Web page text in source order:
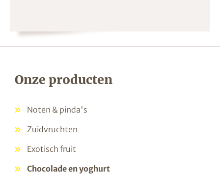
Onze producten
Noten & pinda's
Zuidvruchten
Exotisch fruit
Chocolade en yoghurt